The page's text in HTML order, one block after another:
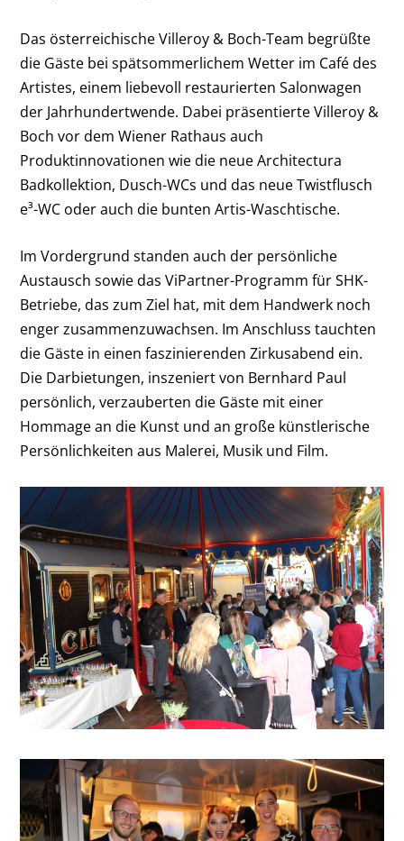
Das österreichische Villeroy & Boch-Team begrüßte
die Gäste bei spätsommerlichem Wetter im Café des
Artistes, einem liebevoll restaurierten Salonwagen
der Jahrhundertwende. Dabei präsentierte Villeroy &
Boch vor dem Wiener Rathaus auch
Produktinnovationen wie die neue Architectura
Badkollektion, Dusch-WCs und das neue Twistflusch
e³-WC oder auch die bunten Artis-Waschtische.
Im Vordergrund standen auch der persönliche
Austausch sowie das ViPartner-Programm für SHK-
Betriebe, das zum Ziel hat, mit dem Handwerk noch
enger zusammenzuwachsen. Im Anschluss tauchten
die Gäste in einen faszinierenden Zirkusabend ein.
Die Darbietungen, inszeniert von Bernhard Paul
persönlich, verzauberten die Gäste mit einer
Hommage an die Kunst und an große künstlerische
Persönlichkeiten aus Malerei, Musik und Film.